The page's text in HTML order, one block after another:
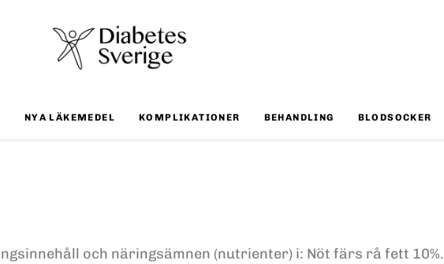
NYA LÄKEMEDEL KOMPLIKATIONER BEHANDLING BLODSOCKER
och näringsämnen (nutrienter) i: Nöt färs rå fett 10%.